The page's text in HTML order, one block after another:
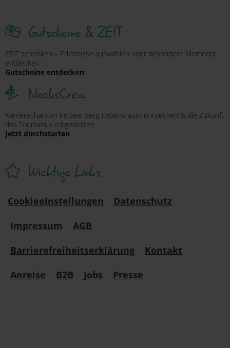
Gutscheine & ZEIT
ZEIT schenken – Erlebnisse auswählen oder besondere Momente
entdecken
Gutscheine entdecken
NocksCrew
Karrierechancen im See-Berg-Lebensraum entdecken & die Zukunft
des Tourismus mitgestalten
Jetzt durchstarten
Wichtige Links
Cookieeinstellungen
Datenschutz
Impressum
AGB
Barrierefreiheitserklärung
Kontakt
Anreise
B2B Jobs Presse